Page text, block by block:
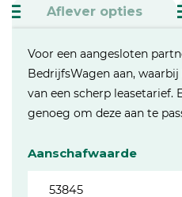
Aflever opties
Voor een aangesloten
BedrijfsWagen aan,
van een scherp leasetarief.
genoeg om deze aan te
Aanschafwaarde